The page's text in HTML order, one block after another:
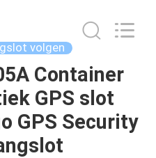
volgen
Container
GPS slot
GPS Security